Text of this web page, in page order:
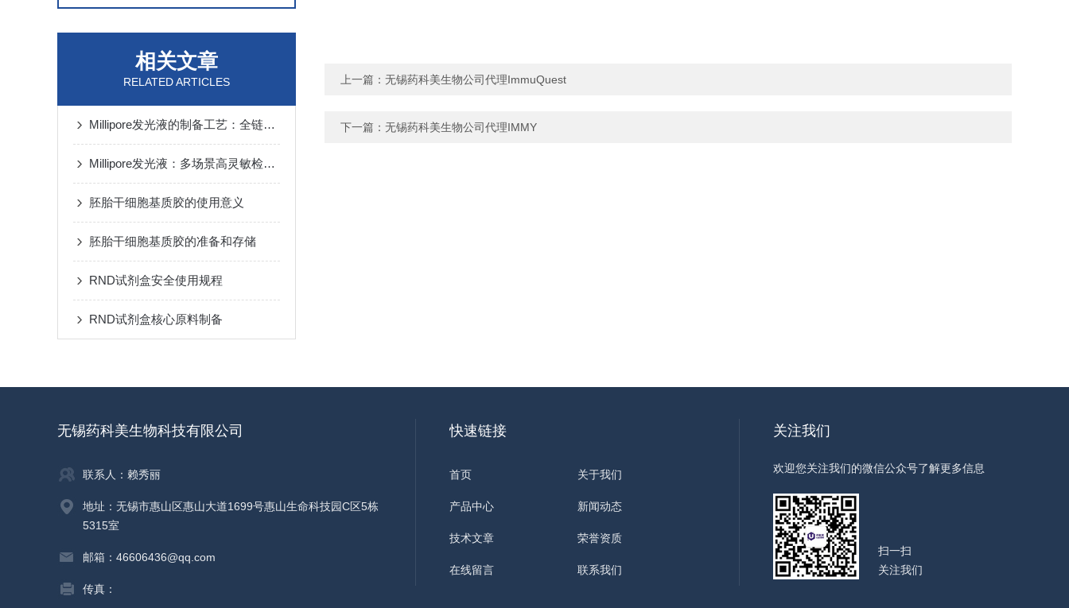
相关文章
RELATED ARTICLES
Millipore发光液的制备工艺：全链路质控保障检测性能稳定
Millipore发光液：多场景高灵敏检测的核心试剂支撑
胚胎干细胞基质胶的使用意义
胚胎干细胞基质胶的准备和存储
RND试剂盒安全使用规程
RND试剂盒核心原料制备
上一篇： 无锡药科美生物公司代理ImmuQuest
下一篇： 无锡药科美生物公司代理IMMY
无锡药科美生物科技有限公司
联系人：赖秀丽
地址：无锡市惠山区惠山大道1699号惠山生命科技园C区5栋
5315室
邮箱：46606436@qq.com
传真：
快速链接
首页 关于我们
产品中心 新闻动态
技术文章 荣誉资质
在线留言 联系我们
关注我们
欢迎您关注我们的微信公众号了解更多信息
扫一扫
关注我们